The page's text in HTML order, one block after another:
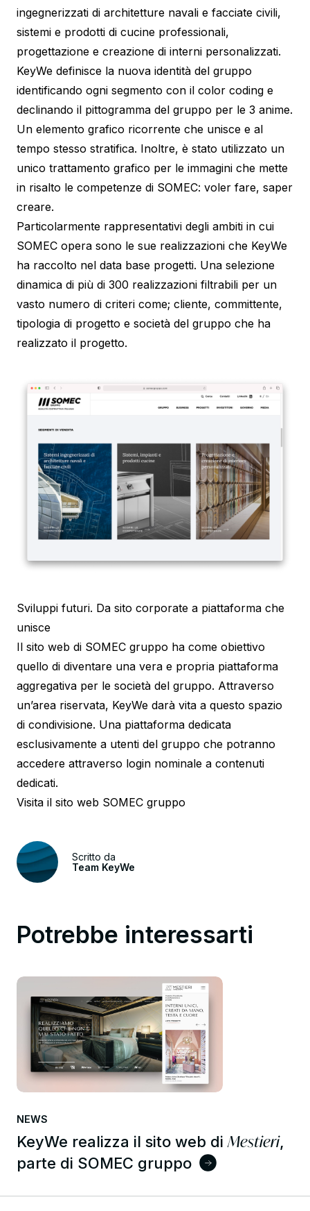
ingegnerizzati di architetture navali e facciate civili,
sistemi e prodotti di cucine professionali,
progettazione e creazione di interni personalizzati.
KeyWe definisce la nuova identità del gruppo
identificando ogni segmento con il color coding e
declinando il pittogramma del gruppo per le 3 anime.
Un elemento grafico ricorrente che unisce e al
tempo stesso stratifica. Inoltre, è stato utilizzato un
unico trattamento grafico per le immagini che mette
in risalto le competenze di SOMEC: voler fare, saper
creare.
Particolarmente rappresentativi degli ambiti in cui
SOMEC opera sono le sue realizzazioni che KeyWe
ha raccolto nel data base progetti. Una selezione
dinamica di più di 300 realizzazioni filtrabili per un
vasto numero di criteri come; cliente, committente,
tipologia di progetto e società del gruppo che ha
realizzato il progetto.
Sviluppi futuri. Da sito corporate a piattaforma che
unisce
Il sito web di SOMEC gruppo ha come obiettivo
quello di diventare una vera e propria piattaforma
aggregativa per le società del gruppo. Attraverso
un’area riservata, KeyWe darà vita a questo spazio
di condivisione. Una piattaforma dedicata
esclusivamente a utenti del gruppo che potranno
accedere attraverso login nominale a contenuti
dedicati.
Visita il sito web SOMEC gruppo
Scritto da
Team KeyWe
Potrebbe interessarti
NEWS
KeyWe realizza il sito web diMestieri,
parte di SOMEC gruppo